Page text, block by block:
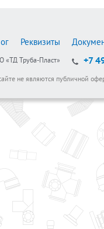
Реквизиты
«ТД Труба-Пласт» +7
не являются публичной